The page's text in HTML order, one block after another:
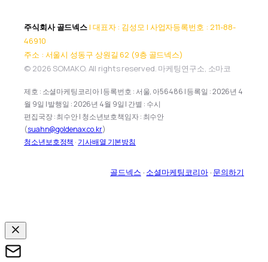
주식회사 골드넥스| 대표자 : 김성모 | 사업자등록번호 : 211-88-
46910
주소 : 서울시 성동구 상원길 62 (9층 골드넥스)
© 2026 SOMAKO. All rights reserved. 마케팅연구소, 소마코
제호 : 소셜마케팅코리아 | 등록번호 : 서울, 아56486 | 등록일 : 2026년 4
월 9일 | 발행일 : 2026년 4월 9일 | 간별 : 수시
편집국장 : 최수안 | 청소년보호책임자 : 최수안
(suahn@goldenax.co.kr)
청소년보호정책 · 기사배열 기본방침
골드넥스 · 소셜마케팅코리아· 문의하기